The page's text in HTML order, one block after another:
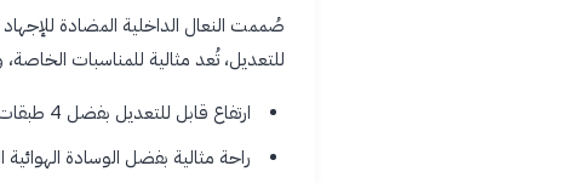
صُممت النعال الداخلية المضادة
للتعديل، تُعد مثالية للمناسبات
ارتفاع قابل للتعديل بفضل 4 طبقات قابلة للإزالة لزيادة الارتفاع من 0 إلى 9 سم
راحة مثالية بفضل الوسادة